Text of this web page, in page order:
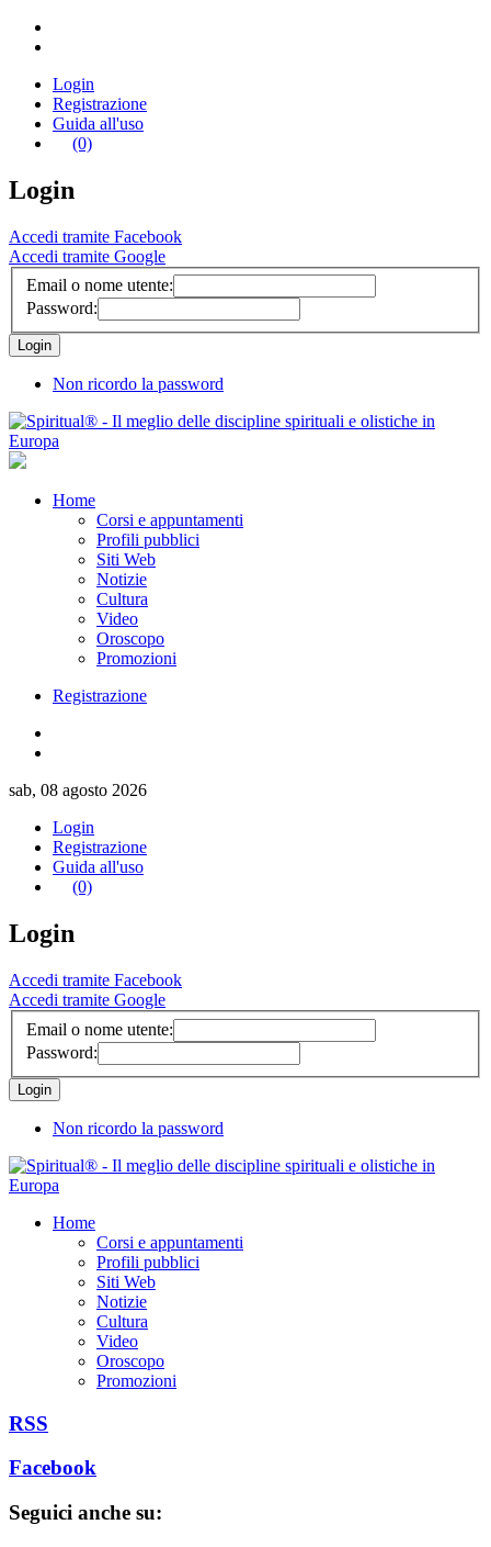
Login
Registrazione
Guida all'uso
(0)
Login
Accedi tramite Facebook
Accedi tramite Google
Email o nome utente:
Password:
Non ricordo la password
Home
Corsi e appuntamenti
Profili pubblici
Siti Web
Notizie
Cultura
Video
Oroscopo
Promozioni
Registrazione
sab, 08 agosto 2026
Login
Registrazione
Guida all'uso
(0)
Login
Accedi tramite Facebook
Accedi tramite Google
Email o nome utente:
Password:
Non ricordo la password
Home
Corsi e appuntamenti
Profili pubblici
Siti Web
Notizie
Cultura
Video
Oroscopo
Promozioni
RSS
Facebook
Seguici anche su: